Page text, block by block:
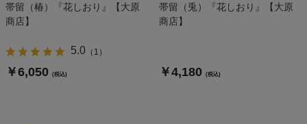
帯留（椿）『花しおり』【大原
商店】
5.0（ 1 ）
￥6,050 (税込)
帯留（兎）『花しおり』【大原
商店】
￥4,180 (税込)